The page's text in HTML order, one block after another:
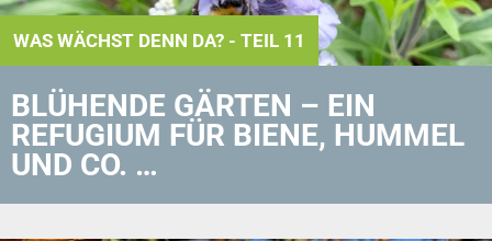
WAS WÄCHST DENN DA? - TEIL 11
BLÜHENDE GÄRTEN – EIN
REFUGIUM FÜR BIENE, HUMMEL
UND CO. …